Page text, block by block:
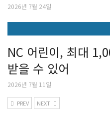
2026년 7월 24일
NC 어린이, 최대
받을 수 있어
2026년 7월 11일
PREV NEXT